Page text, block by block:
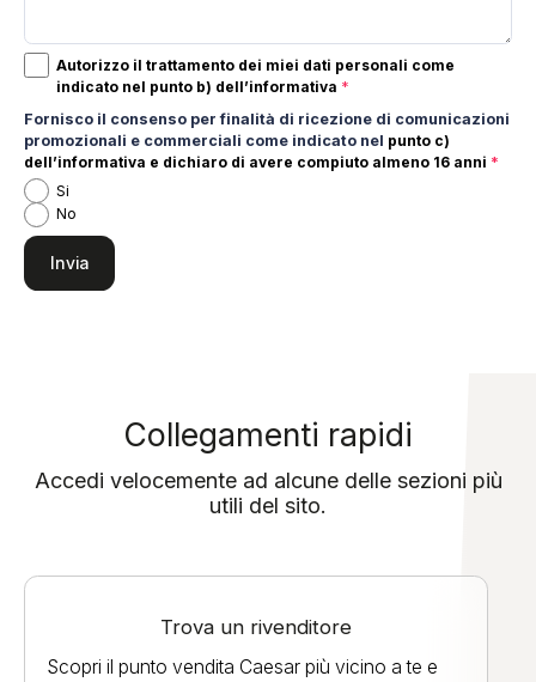
Autorizzo il trattamento dei miei dati personali come
indicato nel punto b) dell’informativa *
Fornisco il consenso per finalità di ricezione di comunicazioni
promozionali e commerciali come indicato nel punto c)
dell’informativa e dichiaro di avere compiuto almeno 16 anni *
Si
No
Collegamenti rapidi
Accedi velocemente ad alcune delle sezioni più
utili del sito.
Trova un rivenditore
Scopri il punto vendita Caesar più vicino a te e